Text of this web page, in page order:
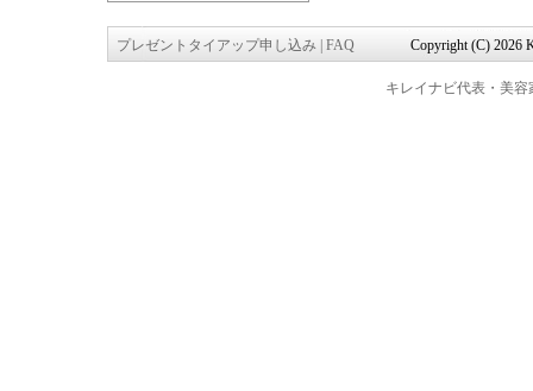
プレゼントタイアップ申し込み FAQ Copyright (C) 2026
キレイナビ代表・美